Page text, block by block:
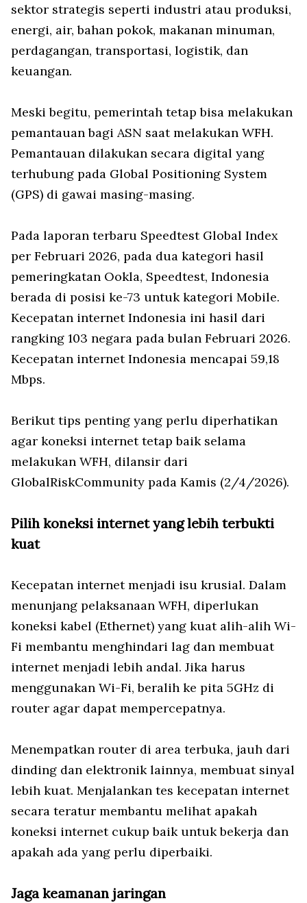
sektor strategis seperti industri atau produksi,
energi, air, bahan pokok, makanan minuman,
perdagangan, transportasi, logistik, dan
keuangan.
Meski begitu, pemerintah tetap bisa melakukan
pemantauan bagi ASN saat melakukan WFH.
Pemantauan dilakukan secara digital yang
terhubung pada Global Positioning System
(GPS) di gawai masing-masing.
Pada laporan terbaru Speedtest Global Index
per Februari 2026, pada dua kategori hasil
pemeringkatan Ookla, Speedtest, Indonesia
berada di posisi ke-73 untuk kategori Mobile.
Kecepatan internet Indonesia ini hasil dari
rangking 103 negara pada bulan Februari 2026.
Kecepatan internet Indonesia mencapai 59,18
Mbps.
Berikut tips penting yang perlu diperhatikan
agar koneksi internet tetap baik selama
melakukan WFH, dilansir dari
GlobalRiskCommunity pada Kamis (2/4/2026).
Pilih koneksi internet yang lebih terbukti
kuat
Kecepatan internet menjadi isu krusial. Dalam
menunjang pelaksanaan WFH, diperlukan
koneksi kabel (Ethernet) yang kuat alih-alih Wi-
Fi membantu menghindari lag dan membuat
internet menjadi lebih andal. Jika harus
menggunakan Wi-Fi, beralih ke pita 5GHz di
router agar dapat mempercepatnya.
Menempatkan router di area terbuka, jauh dari
dinding dan elektronik lainnya, membuat sinyal
lebih kuat. Menjalankan tes kecepatan internet
secara teratur membantu melihat apakah
koneksi internet cukup baik untuk bekerja dan
apakah ada yang perlu diperbaiki.
Jaga keamanan jaringan